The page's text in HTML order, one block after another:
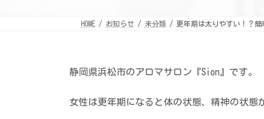
HOME お知らせ 未分類 更年期は太りやすい！？簡
静岡県浜松市のアロマサロン『Sion』です。
女性は更年期になると体の状態、精神の状態